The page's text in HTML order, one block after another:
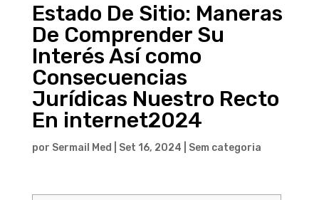
Estado De Sitio: Maneras
De Comprender Su
Interés Así­ como
Consecuencias
Jurídicas Nuestro Recto
En internet2024
por Sermail Med Set 16, 2024 Sem categoria